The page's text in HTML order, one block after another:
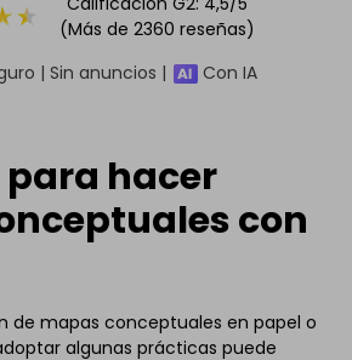
(Más de 2360 reseñas)
| Sin anuncios |
Con IA
para hacer
con
de mapas conceptuales en papel o
algunas prácticas puede